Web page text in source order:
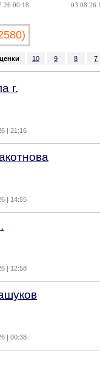
00:18 03.08.26
10 9 8 7
г.
| 21:16
| 14:55
| 12:58
| 00:38